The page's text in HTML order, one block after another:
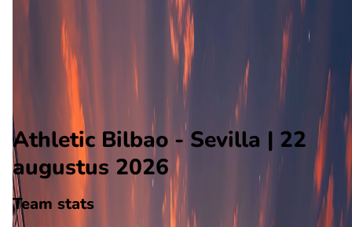
Alle wedstrijden
Athletic Bilbao - Sevilla
Opstellingen
Voorbeschouwing
Athletic Bilbao - Sevilla | 22
augustus 2026
Team stats